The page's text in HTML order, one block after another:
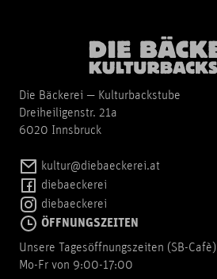
Die Bäckerei — Kulturbackstube
Dreiheiligenstr. 21a
6020 Innsbruck
kultur@diebaeckerei.at
diebaeckerei
diebaeckerei
ÖFFNUNGSZEITEN
Unsere Tagesöffnungszeiten (SB-Cafè)
Mo-Fr von 9:00-17:00